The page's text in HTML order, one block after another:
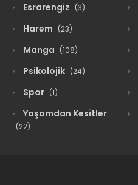
Esrarengiz (3)
Harem (23)
Manga (108)
Psikolojik (24)
Spor (1)
Yaşamdan Kesitler
(22)